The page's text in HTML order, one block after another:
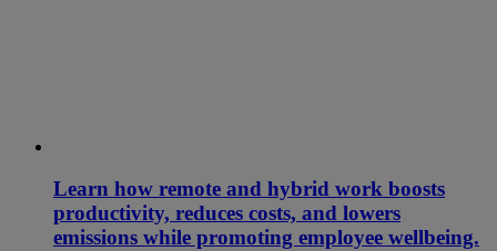
Learn how remote and hybrid work boosts
productivity, reduces costs, and lowers
emissions while promoting employee wellbeing.